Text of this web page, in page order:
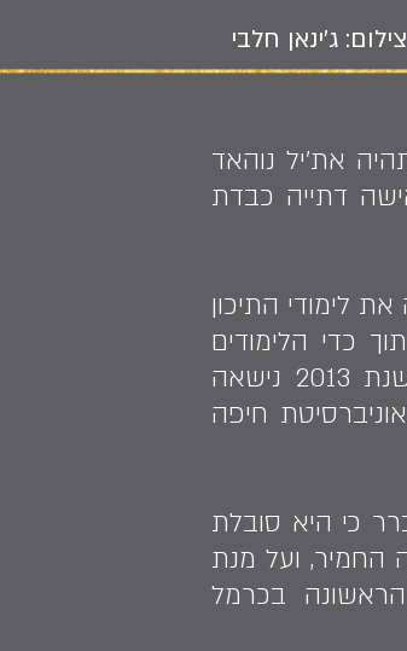
צילום: ג'ינאן חלבי
את׳יל נוהאד
דתייה כבדת
את לימודי התיכון
כדי הלימודים
חזרה בתשובה, והחלה לנהוג לפי אורח חיים דתי וצנוע, שכולל לבוש מסורתי דתי. בשנת 2013 נישאה
באוניברסיטת חיפה
כי היא סובלת
בהדרגה לעיוורון. בשנת 2016 מצב ראייתה החמיר, ועל מנת
בכרמל